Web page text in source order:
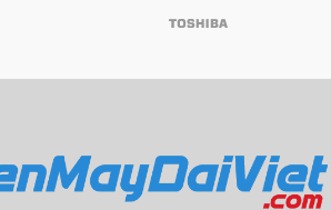
cực kì
sắc
liền
Hệ điều hành Google TV nhiều tính
Công nghệ âm thanh Dolby Audio